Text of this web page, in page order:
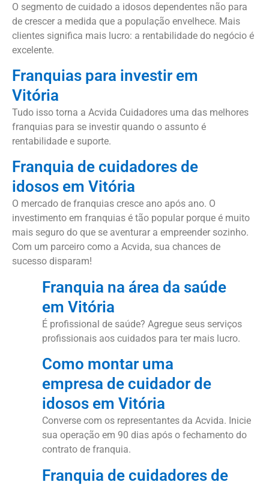
O segmento de cuidado a idosos dependentes não para
de crescer a medida que a população envelhece. Mais
clientes significa mais lucro: a rentabilidade do negócio é
excelente.
Franquias para investir em
Vitória
Tudo isso torna a Acvida Cuidadores uma das melhores
franquias para se investir quando o assunto é
rentabilidade e suporte.
Franquia de cuidadores de
idosos em Vitória
O mercado de franquias cresce ano após ano. O
investimento em franquias é tão popular porque é muito
mais seguro do que se aventurar a empreender sozinho.
Com um parceiro como a Acvida, sua chances de
sucesso disparam!
Franquia na área da saúde
em Vitória
É profissional de saúde? Agregue seus serviços
profissionais aos cuidados para ter mais lucro.
Como montar uma
empresa de cuidador de
idosos em Vitória
Converse com os representantes da Acvida. Inicie
sua operação em 90 dias após o fechamento do
contrato de franquia.
Franquia de cuidadores de